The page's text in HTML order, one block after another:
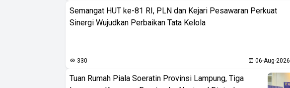
Semangat HUT ke-81 RI, PLN dan Kejari Pesawaran Perkuat
Sinergi Wujudkan Perbaikan Tata Kelola
330 06-Aug-2026
Tuan Rumah Piala Soeratin Provinsi Lampung, Tiga